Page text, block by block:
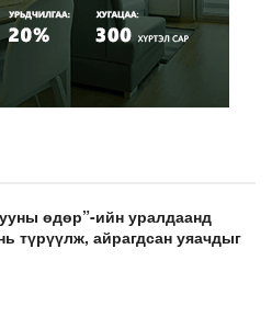
өдөр”-ийн уралдаанд
түрүүлж, айрагдсан уяачдыг